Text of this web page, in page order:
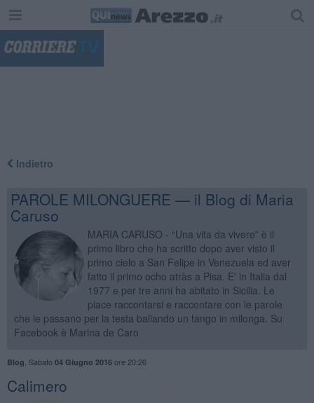
Indietro
PAROLE MILONGUERE — il Blog di Maria
Caruso
MARIA CARUSO - “Una vita da vivere” è il
primo libro che ha scritto dopo aver visto il
primo cielo a San Felipe in Venezuela ed aver
fatto il primo ocho atràs a Pisa. E' in Italia dal
1977 e per tre anni ha abitato in Sicilia. Le
piace raccontarsi e raccontare con le parole
che le passano per la testa ballando un tango in milonga. Su
Facebook è Marina de Caro
Blog Sabato 04 Giugno 2016ore 20:26
Calimero